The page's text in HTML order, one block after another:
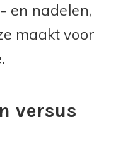
en nadelen,
maakt voor
versus